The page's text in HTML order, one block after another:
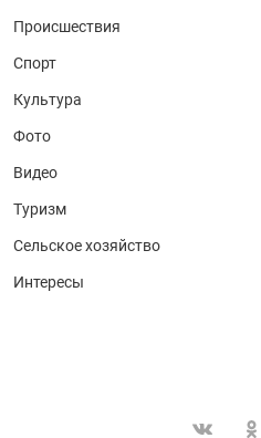
Происшествия
Спорт
Культура
Фото
Видео
Туризм
Сельское хозяйство
Интересы